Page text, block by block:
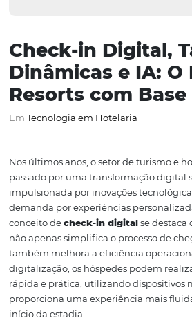
Check-in
Resorts com
Em Tecnologia em Hotelaria
Nos últimos anos, o setor de
passado por uma transformação
impulsionada por inovações
demanda por experiências
conceito decheck-in digital